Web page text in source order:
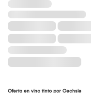
Oferta en vino tinto por Oechsle